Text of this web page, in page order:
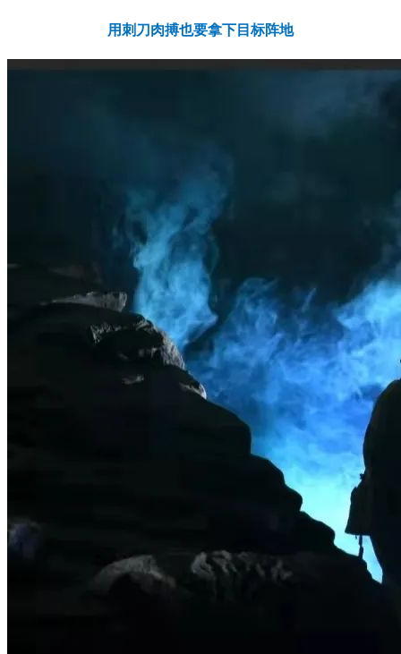
用刺刀肉搏也要拿下目标阵地